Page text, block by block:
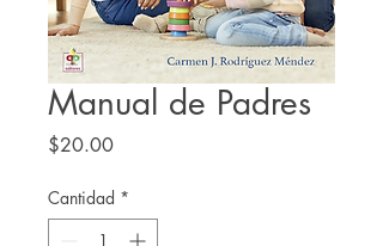
Manual de Padres
$20.00Precio
Cantidad *